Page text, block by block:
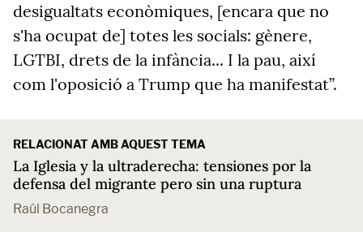
desigualtats econòmiques, [encara que no
s'ha ocupat de] totes les socials: gènere,
LGTBI, drets de la infància... I la pau, així
com l'oposició a Trump que ha manifestat”.
RELACIONAT AMB AQUEST TEMA
La Iglesia y la ultraderecha: tensiones por la
defensa del migrante pero sin una ruptura
Raúl Bocanegra